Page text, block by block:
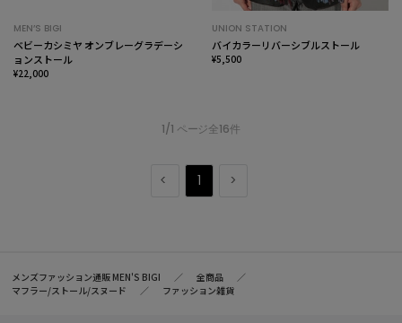
MEN’S BIGI
ベビーカシミヤ オンブレーグラデーシ
ョンストール
¥22,000
UNION STATION
バイカラーリバーシブルストール
¥5,500
1/1 ページ全16件
1
メンズファッション通販 MEN'S BIGI
全商品
マフラー/ストール/スヌード
ファッション雑貨